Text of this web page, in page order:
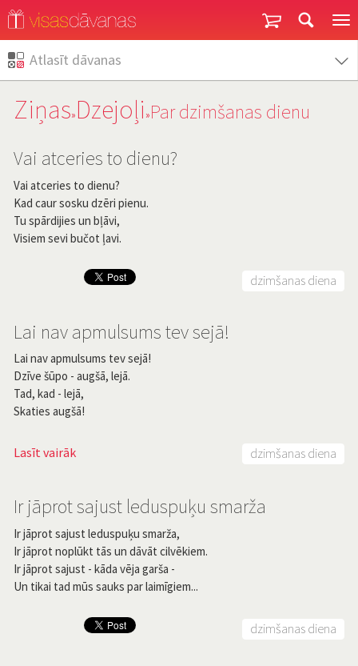
Atlasīt dāvanas
Ziņas» Dzejoļi »Par dzimšanas dienu
Vai atceries to dienu?
Vai atceries to dienu?
Kad caur sosku dzēri pienu.
Tu spārdijies un bļāvi,
Visiem sevi bučot ļavi.
dzimšanas diena
Lai nav apmulsums tev sejā!
Lai nav apmulsums tev sejā!
Dzīve šūpo - augšā, lejā.
Tad, kad - lejā,
Skaties augšā!
Lasīt vairāk dzimšanas diena
Ir jāprot sajust leduspuķu smarža
Ir jāprot sajust leduspuķu smarža,
Ir jāprot noplūkt tās un dāvāt cilvēkiem.
Ir jāprot sajust - kāda vēja garša -
Un tikai tad mūs sauks par laimīgiem...
dzimšanas diena